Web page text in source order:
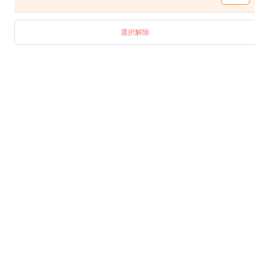
選択解除